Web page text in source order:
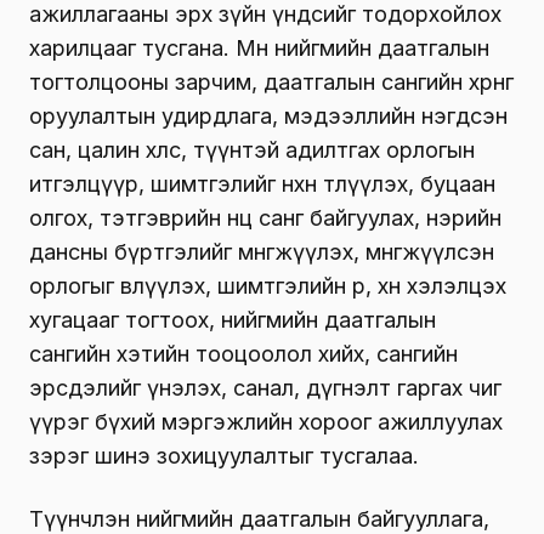
ажиллагааны эрх зүйн үндсийг тодорхойлох
харилцааг тусгана. Мөн нийгмийн даатгалын
тогтолцооны зарчим, даатгалын сангийн хөрөнгө
оруулалтын удирдлага, мэдээллийн нэгдсэн
сан, цалин хөлс, түүнтэй адилтгах орлогын
итгэлцүүр, шимтгэлийг нөхөн төлүүлэх, буцаан
олгох, тэтгэврийн нөөц санг байгуулах, нэрийн
дансны бүртгэлийг мөнгөжүүлэх, мөнгөжүүлсэн
орлогыг өвлүүлэх, шимтгэлийн өр, хөөн хэлэлцэх
хугацааг тогтоох, нийгмийн даатгалын
сангийн хэтийн тооцоолол хийх, сангийн
эрсдэлийг үнэлэх, санал, дүгнэлт гаргах чиг
үүрэг бүхий мэргэжлийн хороог ажиллуулах
зэрэг шинэ зохицуулалтыг тусгалаа.
Түүнчлэн нийгмийн даатгалын байгууллага,